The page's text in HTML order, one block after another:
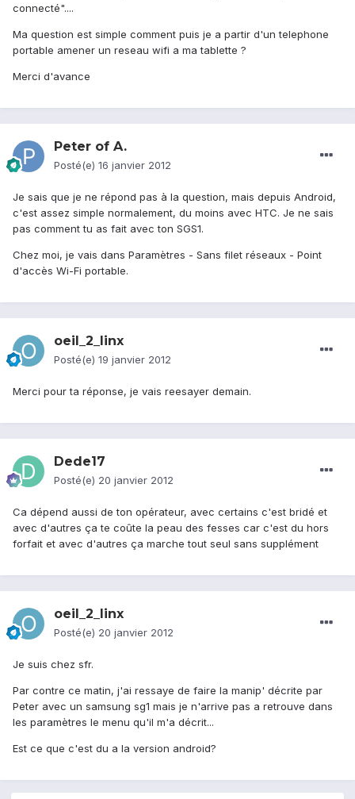
connecté"....
Ma question est simple comment puis je a partir d'un telephone
portable amener un reseau wifi a ma tablette ?
Merci d'avance
Peter of A.
Posté(e) 16 janvier 2012
Je sais que je ne répond pas à la question, mais depuis Android,
c'est assez simple normalement, du moins avec HTC. Je ne sais
pas comment tu as fait avec ton SGS1.
Chez moi, je vais dans Paramètres - Sans filet réseaux - Point
d'accès Wi-Fi portable.
oeil_2_linx
Posté(e) 19 janvier 2012
Merci pour ta réponse, je vais reesayer demain.
Dede17
Posté(e) 20 janvier 2012
Ca dépend aussi de ton opérateur, avec certains c'est bridé et
avec d'autres ça te coûte la peau des fesses car c'est du hors
forfait et avec d'autres ça marche tout seul sans supplément
oeil_2_linx
Posté(e) 20 janvier 2012
Je suis chez sfr.
Par contre ce matin, j'ai ressaye de faire la manip' décrite par
Peter avec un samsung sg1 mais je n'arrive pas a retrouve dans
les paramètres le menu qu'il m'a décrit...
Est ce que c'est du a la version android?